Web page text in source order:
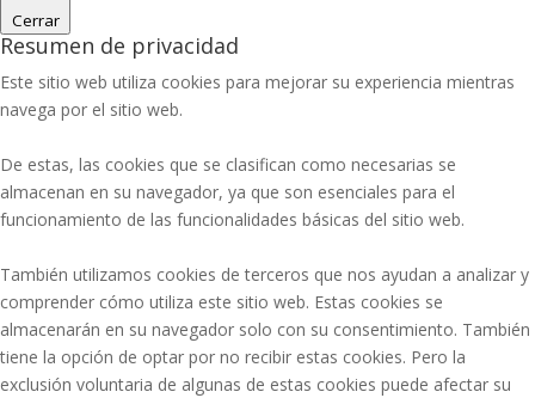
Cerrar
Resumen de privacidad
Este sitio web utiliza cookies para mejorar su experiencia mientras
navega por el sitio web.
De estas, las cookies que se clasifican como necesarias se
almacenan en su navegador, ya que son esenciales para el
funcionamiento de las funcionalidades básicas del sitio web.
También utilizamos cookies de terceros que nos ayudan a analizar y
comprender cómo utiliza este sitio web. Estas cookies se
almacenarán en su navegador solo con su consentimiento. También
tiene la opción de optar por no recibir estas cookies. Pero la
exclusión voluntaria de algunas de estas cookies puede afectar su